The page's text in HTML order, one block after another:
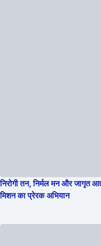
निरोगी तन, निर्मल मन और जागृत
मिशन का प्रेरक अभियान